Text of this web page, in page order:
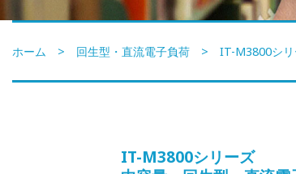
ホーム > 回生型・直流電子負荷 > IT-M3800シリ
IT-M3800シリーズ